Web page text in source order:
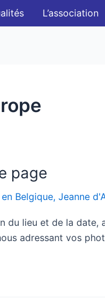
L’association
page
Belgique, Jeanne
du lieu et de la date,
adressant vos